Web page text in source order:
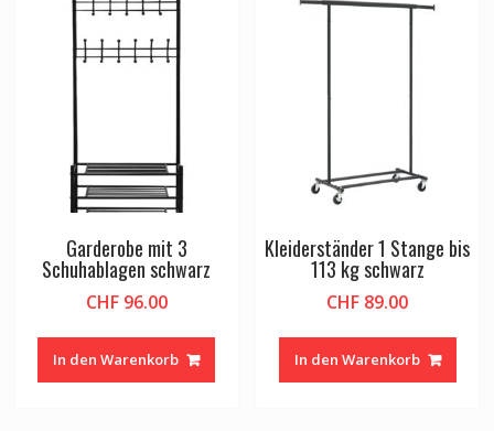
Garderobe mit 3
Schuhablagen schwarz
CHF96.00
In den Warenkorb
Kleiderständer 1 Stange bis
113 kg schwarz
CHF 89.00
In den Warenkorb